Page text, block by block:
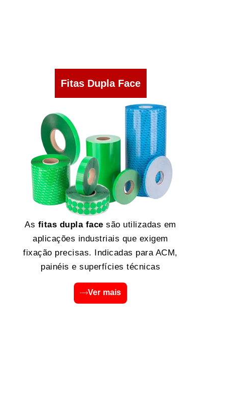
Fitas Dupla Face
As fitas dupla face são utilizadas em
aplicações industriais que exigem
fixação precisas. Indicadas para ACM,
painéis e superfícies técnicas
Ver mais